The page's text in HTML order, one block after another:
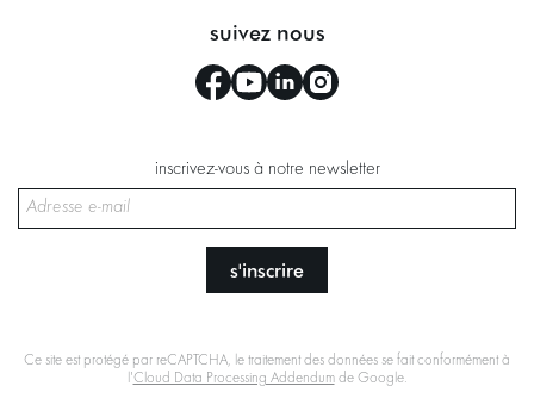
suivez nous
inscrivez-vous à notre newsletter
s'inscrire
Ce site est protégé par reCAPTCHA, le traitement des données se fait conformément à
l'Cloud Data Processing Addendumde Google.